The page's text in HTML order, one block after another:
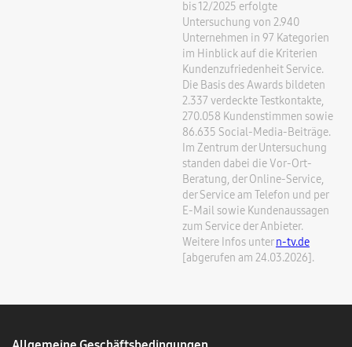
bis 12/2025 erfolgte
Untersuchung von 2.940
Unternehmen in 97 Kategorien
im Hinblick auf die Kriterien
Kundenzufriedenheit Service.
Die Basis des Awards bildeten
2.337 verdeckte Testkontakte,
270.058 Kundenstimmen sowie
86.635 Social-Media-Beiträge.
Im Zentrum der Untersuchung
standen dabei die Vor-Ort-
Beratung, der Online-Service,
der Service am Telefon und per
E-Mail sowie Kundenaussagen
zum Service der Anbieter.
Weitere Infos untern-tv.de
[abgerufen am 24.03.2026].